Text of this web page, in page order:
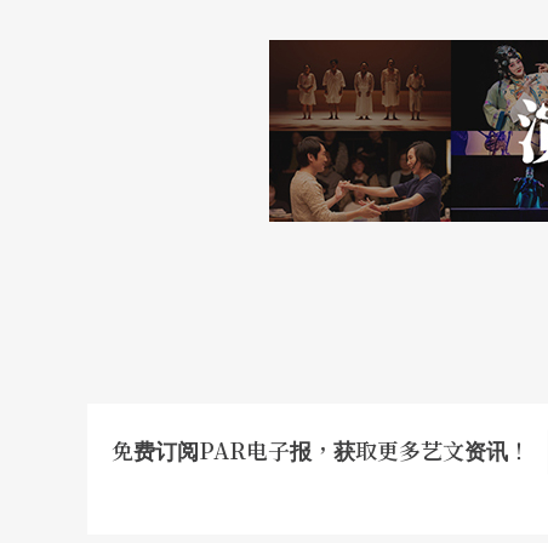
免费订阅PAR电子报，获取更多艺文资讯！